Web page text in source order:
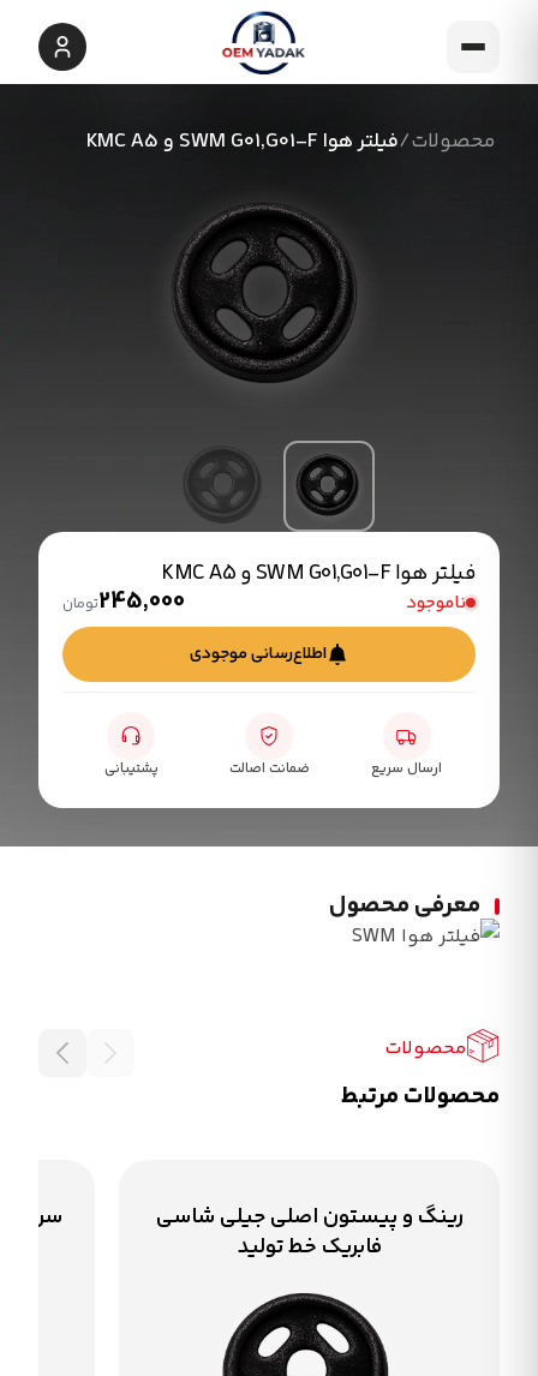
محصولات/فیلتر هوا SWM G01,G01-F و KMC A5
فیلتر هوا SWM G01,G01-F و KMC A5
ناموجود 245,000تومان
اطلاع‌رسانی موجودی
ارسال سریع ضمانت اصالت پشتیبانی
معرفی محصول
محصولات
محصولات مرتبط
رینگ و پیستون اصلی جیلی شاسی
فابریک خط تولید